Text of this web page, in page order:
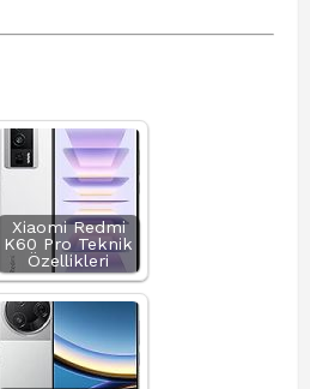
Xiaomi Redmi
K60 Pro Teknik
Özellikleri